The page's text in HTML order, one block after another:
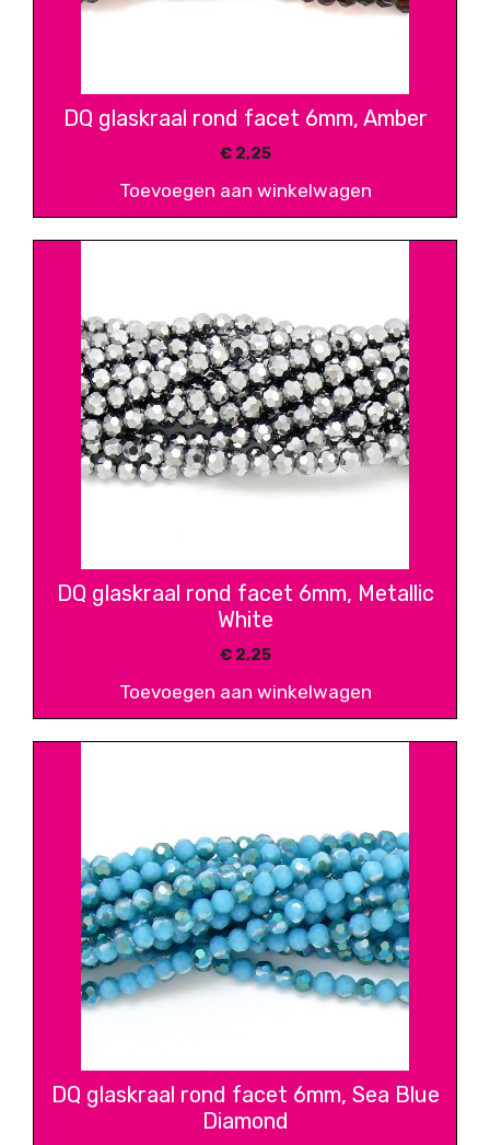
DQ glaskraal rond facet 6mm, Amber
€2,25
Toevoegen aan winkelwagen
DQ glaskraal rond facet 6mm, Metallic
White
€2,25
Toevoegen aan winkelwagen
DQ glaskraal rond facet 6mm, Sea Blue
Diamond